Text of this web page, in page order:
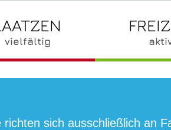
vielfältig
sich ausschließlich an